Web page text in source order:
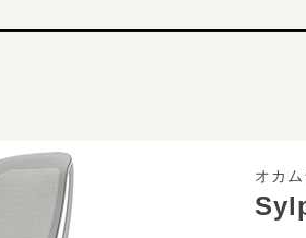
オカム